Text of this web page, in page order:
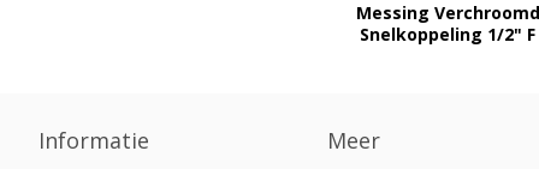
Messing Verchroomd
Snelkoppeling 1/2" F
Informatie Meer